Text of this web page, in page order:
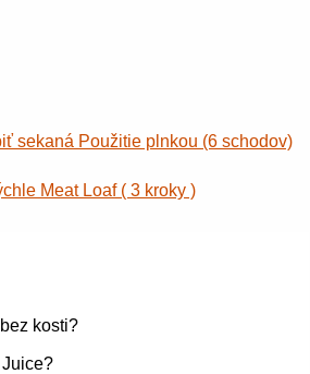
sekaná Použitie plnkou (6 schodov)
Meat Loaf ( 3 kroky )
kosti?